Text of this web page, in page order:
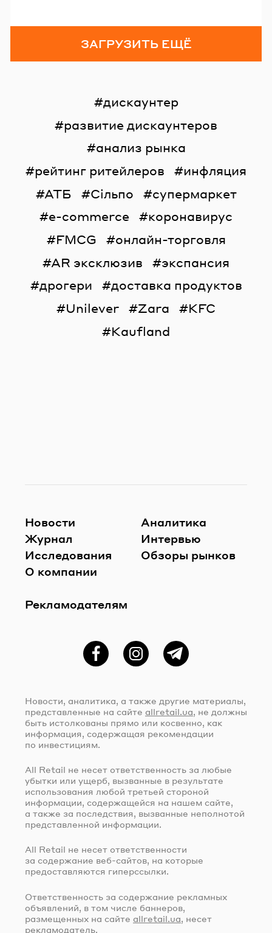
ЗАГРУЗИТЬ ЕЩЁ
дискаунтер
развитие дискаунтеров
анализ рынка
рейтинг ритейлеров
инфляция
АТБ
Сільпо
супермаркет
e-commerce
коронавирус
FMCG
онлайн-торговля
AR эксклюзив
экспансия
дрогери
доставка продуктов
Unilever
Zara
KFC
Kaufland
Новости
Журнал
Исследования
О компании
Рекламодателям
Аналитика
Интервью
Обзоры рынков
ФейсбукInstagramTelegram
Новости, аналитика, а также другие материалы,
представленные на сайте allretail.ua , не должны
быть истолкованы прямо или косвенно, как
информация, содержащая рекомендации
по инвестициям.
All Retail не несет ответственность за любые
убытки или ущерб, вызванные в результате
использования любой третьей стороной
информации, содержащейся на нашем сайте,
а также за последствия, вызванные неполнотой
представленной информации.
All Retail не несет ответственности
за содержание веб-сайтов, на которые
предоставляются гиперссылки.
Ответственность за содержание рекламных
объявлений, в том числе баннеров,
размещенных на сайте allretail.ua, несет
рекламодатель.